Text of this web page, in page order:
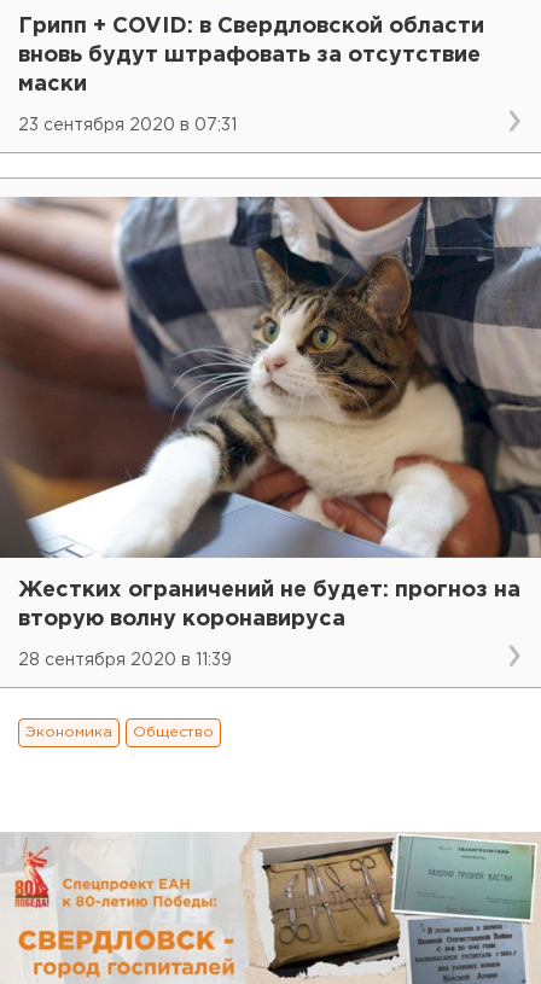
Грипп + COVID: в Свердловской области
вновь будут штрафовать за отсутствие
маски
23 сентября 2020 в 07:31
Жестких ограничений не будет: прогноз на
вторую волну коронавируса
28 сентября 2020 в 11:39
Экономика Общество